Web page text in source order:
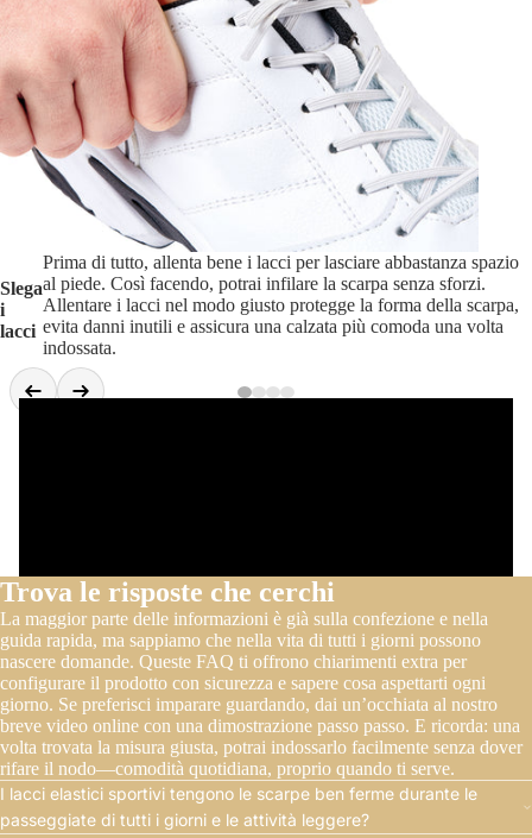
Slega
i
lacci
Prima di tutto, allenta bene i lacci per lasciare abbastanza spazio
al piede. Così facendo, potrai infilare la scarpa senza sforzi.
Allentare i lacci nel modo giusto protegge la forma della scarpa,
evita danni inutili e assicura una calzata più comoda una volta
indossata.
Trova le risposte che cerchi
La maggior parte delle informazioni è già sulla confezione e nella
guida rapida, ma sappiamo che nella vita di tutti i giorni possono
nascere domande. Queste FAQ ti offrono chiarimenti extra per
configurare il prodotto con sicurezza e sapere cosa aspettarti ogni
giorno. Se preferisci imparare guardando, dai un’occhiata al nostro
breve video online con una dimostrazione passo passo. E ricorda: una
volta trovata la misura giusta, potrai indossarlo facilmente senza dover
rifare il nodo—comodità quotidiana, proprio quando ti serve.
I lacci elastici sportivi tengono le scarpe ben ferme durante le
passeggiate di tutti i giorni e le attività leggere?